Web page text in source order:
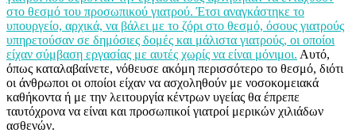
στο θεσμό του προσωπικού γιατρού. Έτσι αναγκάστηκε το
υπουργείο, αρχικά, να βάλει με το ζόρι στο θεσμό, όσους γιατρούς
υπηρετούσαν σε δημόσιες δομές και μάλιστα γιατρούς, οι οποίοι
είχαν σύμβαση εργασίας με αυτές χωρίς να είναι μόνιμοι. Αυτό,
όπως καταλαβαίνετε, νόθευσε ακόμη περισσότερο το θεσμό, διότι
οι άνθρωποι οι οποίοι είχαν να ασχοληθούν με νοσοκομειακά
καθήκοντα ή με την λειτουργία κέντρων υγείας θα έπρεπε
ταυτόχρονα να είναι και προσωπικοί γιατροί μερικών χιλιάδων
ασθενών.